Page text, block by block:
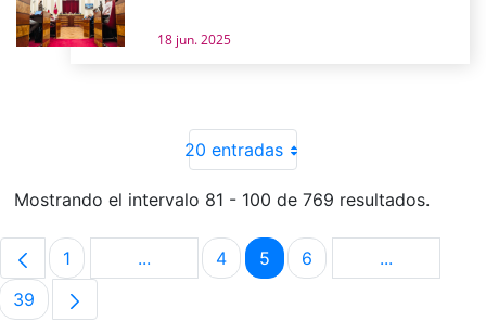
18 jun. 2025
20 entradas
Mostrando el intervalo 81 - 100 de 769 resultados.
Página
1 ...Páginas intermedias Use TAB para
Página
4 Página
5 Página
6 ...Páginas
Página
39